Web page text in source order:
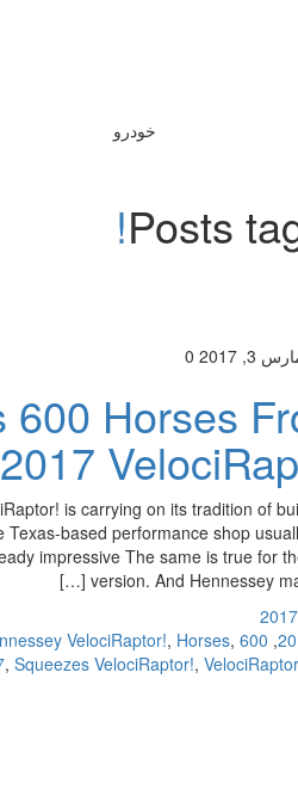
خودرو
Posts
3, 2017
0
600 Horses
is carrying on its tradition of
based performance shop
impressive The same is true for
version. And Hennessey
,
600 VelociRaptor!
VelociRaptor!, Horses,
, Squeezes VelociRaptor!,